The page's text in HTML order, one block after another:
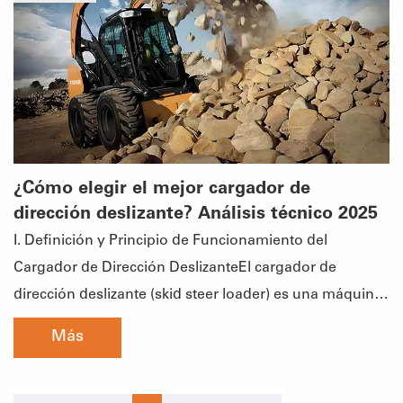
planeta.Tras el anuncio arancelario de 2025, los países
más dependientes del mercado estadounidense fueron
los más afectados, especialmente en América del Norte
y Central. Canadá destina el 77% de sus exportaciones
a EE.UU., y México, el 83.3%. Costa Rica, Haití y
Honduras también superan el 40% de dependencia.
Estas naciones enfrentan ahora una reducción de
pedidos, márgenes comprimidos y capacidad
productiva ociosa debido a la caída de la demanda y
las barreras comerciales.Efectos de Presión sobre
Mercados EmergentesLa repercusión también alcanza
y Trinidad y Tobago, que, aunque no fueron blanco
vínculos en la cadena de suministro con China o
¿Cómo elegir el mejor cargador de
dirección deslizante? Análisis técnico 2025
I. Definición y Principio de Funcionamiento del
Cargador de Dirección DeslizanteEl cargador de
dirección deslizante (skid steer loader) es una máquina
compacta y multifuncional que gira sobre su propio eje
Más